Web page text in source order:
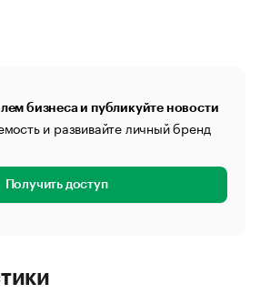
бизнеса и публикуйте новости
и развивайте личный бренд
Получить доступ